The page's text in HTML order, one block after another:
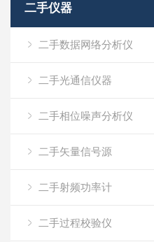
二手仪器
二手数据网络分析仪
二手光通信仪器
二手相位噪声分析仪
二手矢量信号源
二手射频功率计
二手过程校验仪